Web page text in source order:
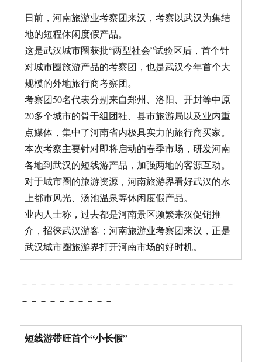
日前，河南旅游业考察团来汉，考察以武汉为集结
地的短程休闲度假产品。
这是武汉城市圈获批“两型社会”试验区后，首个针
对城市圈旅游产品的考察团，也是武汉今年首个大
规模的外地旅行商考察团。
考察团50名代表分别来自郑州、洛阳、开封等中原
20多个城市的骨干组团社、县市旅游局以及业内重
点媒体，集中了河南省内极具实力的旅行商买家。
本次考察主要针对即将启动的春季市场，研发河南
各地到武汉的短线游产品，加强两地的客源互动。
对于城市圈的旅游资源，河南旅游界看好武汉的水
上都市风光、汤池温泉等休闲度假产品。
业内人士称，过去都是河南景区频繁来汉促销推
介，招徕武汉游客；河南旅游业考察团来汉，正是
武汉城市圈旅游界打开河南市场的好时机。
－－－－－－－－－－－－－－－－－－－－－－－
－－－－－－－－－－
短线游带旺首个“小长假”